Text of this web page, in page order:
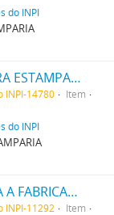
do INPI
UMA TINTA VERMELHA PARA ESTAMPARIA
INPI-14780
Item
do INPI
UM NOVO PROCESSO PARA A FABRICAÇÃO DE MATERIAS CORANTES PRETAS CONTENDO ENXOFRE
INPI-11292
Item